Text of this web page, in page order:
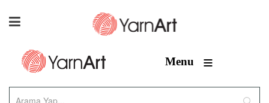
Menu ≡